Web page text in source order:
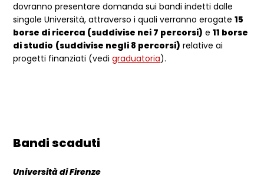
dovranno presentare domanda sui bandi indetti dalle
singole Università, attraverso i quali verranno erogate15
borse di ricerca (suddivise nei 7 percorsi) e11 borse
di studio (suddivise negli 8 percorsi) relative ai
progetti finanziati (vedigraduatoria).
Bandi scaduti
Università di Firenze